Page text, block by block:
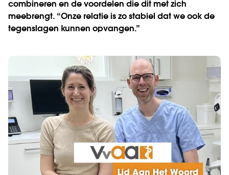
combineren en de voordelen die dit met zich
meebrengt. “Onze relatie is zo stabiel dat we ook de
tegenslagen kunnen opvangen.”